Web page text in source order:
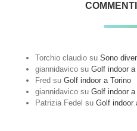
Torchio claudio suSono
giannidavico suGolf indoor a
Fred suGolf indoor a Torino
giannidavico suGolf indoor a
Patrizia Fedel suGolf indoor